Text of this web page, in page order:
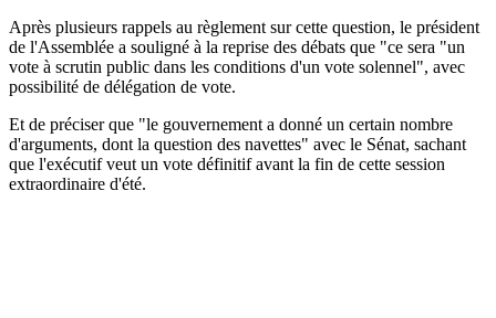
Après plusieurs rappels au règlement sur cette question, le président
de l'Assemblée a souligné à la reprise des débats que "ce sera "un
vote à scrutin public dans les conditions d'un vote solennel", avec
possibilité de délégation de vote.
Et de préciser que "le gouvernement a donné un certain nombre
d'arguments, dont la question des navettes" avec le Sénat, sachant
que l'exécutif veut un vote définitif avant la fin de cette session
extraordinaire d'été.